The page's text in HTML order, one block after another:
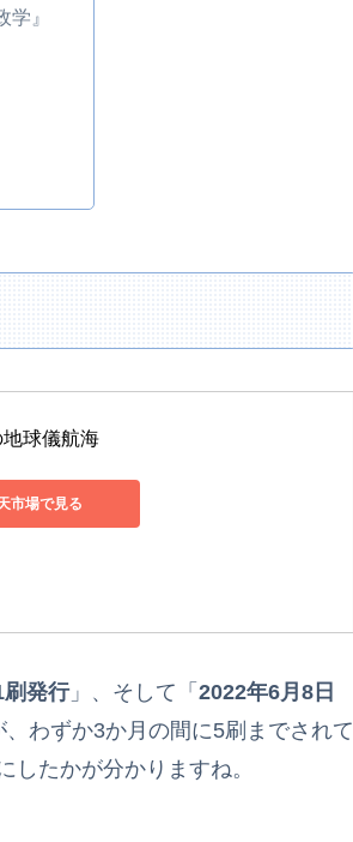
』
球儀航海
市場で見る
発行」、そして「 2022年6月8日
わずか3か月の間に5刷までされて
たかが分かりますね。